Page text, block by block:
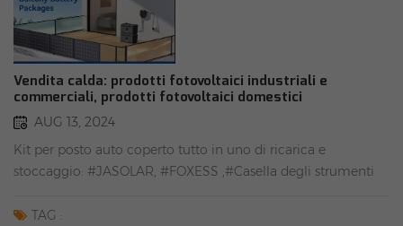
Vendita calda: prodotti fotovoltaici industriali e
commerciali, prodotti fotovoltaici domestici
AUG 13, 2024
Kit per posto auto coperto tutto in uno di ricarica e
stoccaggio: #JASOLAR, #FOXESS ,#Casella degli strumenti
SOLAR, #TSUN, #Staffa di montaggio solare per balcone con
TAG :